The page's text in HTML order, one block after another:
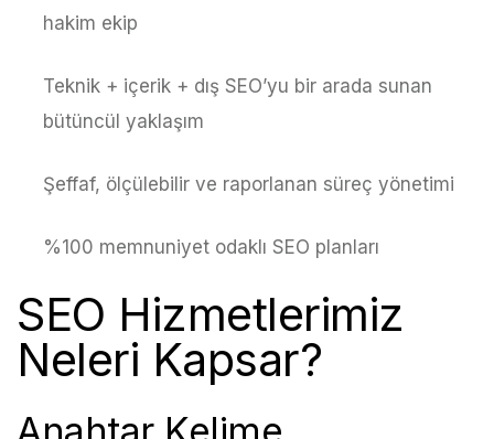
hakim ekip
Teknik + içerik + dış SEO’yu bir arada sunan
bütüncül yaklaşım
Şeffaf, ölçülebilir ve raporlanan süreç yönetimi
%100 memnuniyet odaklı SEO planları
SEO Hizmetlerimiz
Neleri Kapsar?